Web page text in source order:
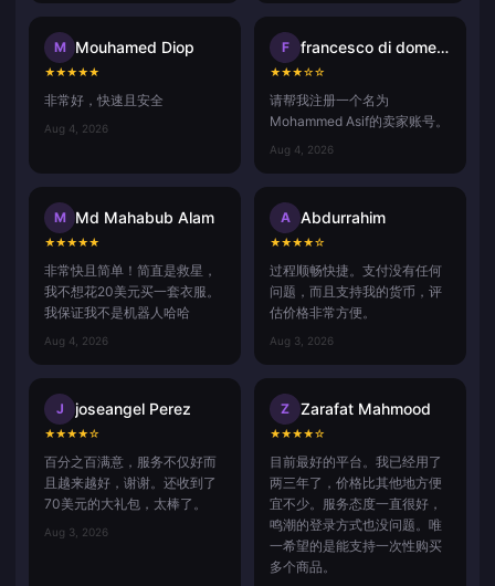
M Mouhamed Diop
★★★★★
非常好，快速且安全
Aug 4, 2026
F francesco di domenico
★★★☆☆
请帮我注册一个名为
Mohammed Asif的卖家账号。
Aug 4, 2026
M Md Mahabub Alam
★★★★★
非常快且简单！简直是救星，
我不想花20美元买一套衣服。
我保证我不是机器人哈哈
Aug 4, 2026
A Abdurrahim
★★★★☆
过程顺畅快捷。支付没有任何
问题，而且支持我的货币，评
估价格非常方便。
Aug 3, 2026
J joseangel Perez
★★★★☆
百分之百满意，服务不仅好而
且越来越好，谢谢。还收到了
70美元的大礼包，太棒了。
Aug 3, 2026
Z Zarafat Mahmood
★★★★☆
目前最好的平台。我已经用了
两三年了，价格比其他地方便
宜不少。服务态度一直很好，
鸣潮的登录方式也没问题。唯
一希望的是能支持一次性购买
多个商品。